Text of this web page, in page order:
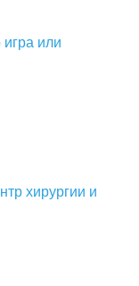
игра или
хирургии и